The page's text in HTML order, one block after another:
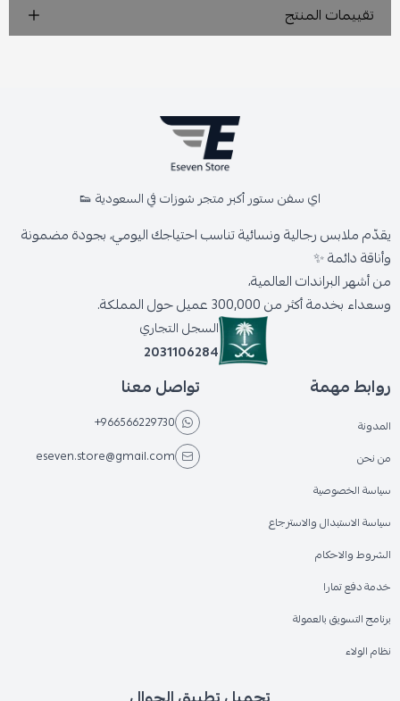
تقييمات المنتج
اي سفن ستور أكبر متجر شوزات في السعودية 👟
يقدّم ملابس رجالية ونسائية تناسب احتياجك اليومي، بجودة مضمونة
وأناقة دائمة ✨
من أشهر البراندات العالمية،
وسعداء بخدمة أكثر من 300,000 عميل حول المملكة.
السجل التجاري
2031106284
روابط مهمة
المدونة
من نحن
سياسة الخصوصية
سياسة الاستبدال والاسترجاع
الشروط والاحكام
خدمة دفع تمارا
برنامج التسويق بالعمولة
نظام الولاء
تواصل معنا
+966566229730
eseven.store@gmail.com